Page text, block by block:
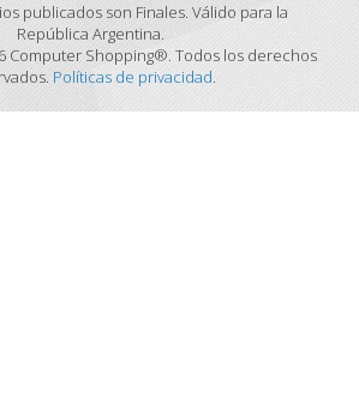
publicados son Finales. Válido para la
República Argentina.
Computer Shopping®. Todos los derechos
Políticas de privacidad.